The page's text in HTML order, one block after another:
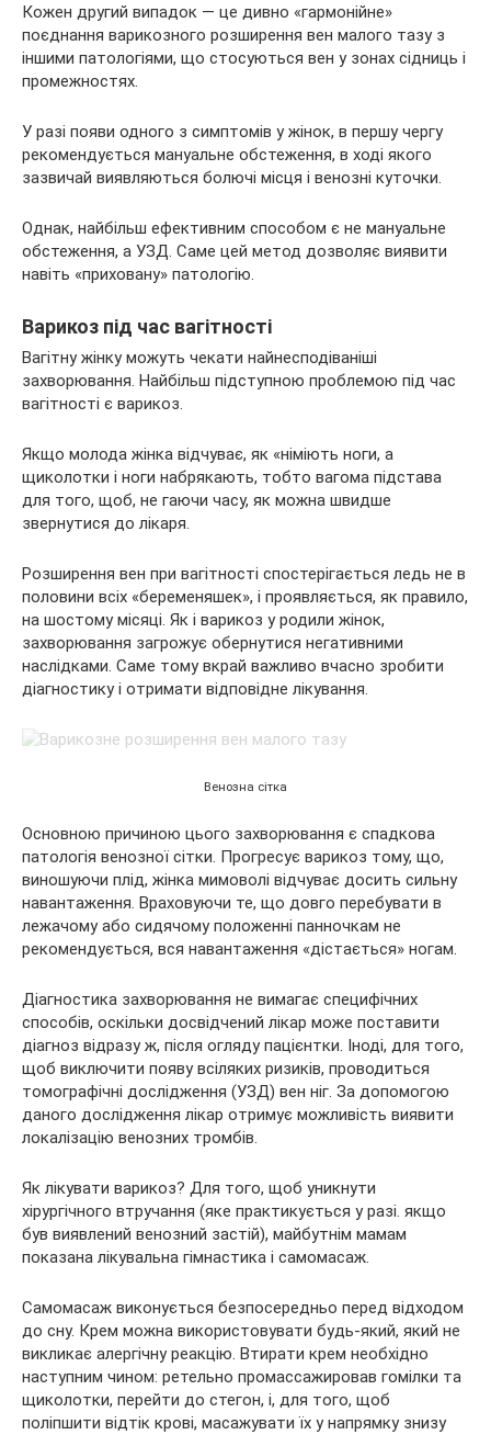
Кожен другий випадок — це дивно «гармонійне»
поєднання варикозного розширення вен малого тазу з
іншими патологіями, що стосуються вен у зонах сідниць і
промежностях.
У разі появи одного з симптомів у жінок, в першу чергу
рекомендується мануальне обстеження, в ході якого
зазвичай виявляються болючі місця і венозні куточки.
Однак, найбільш ефективним способом є не мануальне
обстеження, а УЗД. Саме цей метод дозволяє виявити
навіть «приховану» патологію.
Варикоз під час вагітності
Вагітну жінку можуть чекати найнесподіваніші
захворювання. Найбільш підступною проблемою під час
вагітності є варикоз.
Якщо молода жінка відчуває, як «німіють ноги, а
щиколотки і ноги набрякають, тобто вагома підстава
для того, щоб, не гаючи часу, як можна швидше
звернутися до лікаря.
Розширення вен при вагітності спостерігається ледь не в
половини всіх «беременяшек», і проявляється, як правило,
на шостому місяці. Як і варикоз у родили жінок,
захворювання загрожує обернутися негативними
наслідками. Саме тому вкрай важливо вчасно зробити
діагностику і отримати відповідне лікування.
Венозна сітка
Основною причиною цього захворювання є спадкова
патологія венозної сітки. Прогресує варикоз тому, що,
виношуючи плід, жінка мимоволі відчуває досить сильну
навантаження. Враховуючи те, що довго перебувати в
лежачому або сидячому положенні панночкам не
рекомендується, вся навантаження «дістається» ногам.
Діагностика захворювання не вимагає специфічних
способів, оскільки досвідчений лікар може поставити
діагноз відразу ж, після огляду пацієнтки. Іноді, для того,
щоб виключити появу всіляких ризиків, проводиться
томографічні дослідження (УЗД) вен ніг. За допомогою
даного дослідження лікар отримує можливість виявити
локалізацію венозних тромбів.
Як лікувати варикоз? Для того, щоб уникнути
хірургічного втручання (яке практикується у разі. якщо
був виявлений венозний застій), майбутнім мамам
показана лікувальна гімнастика і самомасаж.
Самомасаж виконується безпосередньо перед відходом
до сну. Крем можна використовувати будь-який, який не
викликає алергічну реакцію. Втирати крем необхідно
наступним чином: ретельно промассажировав гомілки та
щиколотки, перейти до стегон, і, для того, щоб
поліпшити відтік крові, масажувати їх у напрямку знизу